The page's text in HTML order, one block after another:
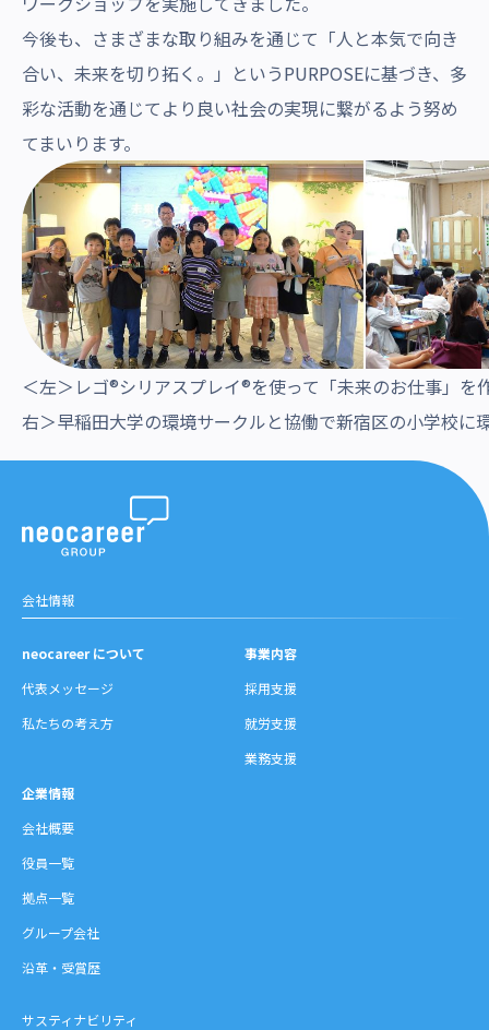
今後も、さまざまな取り組みを通じて「人と本気で向き
合い、未来を切り拓く。」というPURPOSEに基づき、多
彩な活動を通じてより良い社会の実現に繋がるよう努め
てまいります。
＜左＞レゴ®シリアスプレイ®を使って「未来のお仕事」を
右＞早稲田大学の環境サークルと協働で新宿区の小学校に
会社情報
neocareer について
代表メッセージ
私たちの考え方
事業内容
採用支援
就労支援
業務支援
企業情報
会社概要
役員一覧
拠点一覧
グループ会社
沿革・受賞歴
サスティナビリティ